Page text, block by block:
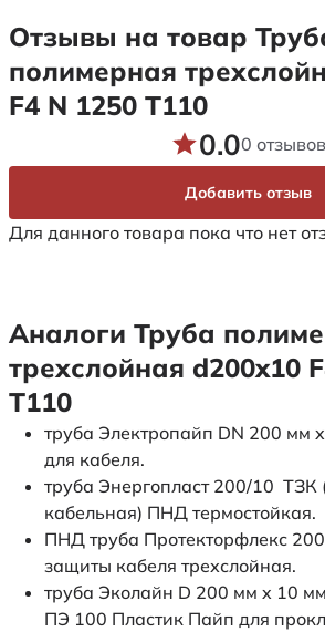
Отзывы на товар
полимерная
F4 N 1250 Т110
Для данного товара пока что нет
0.00 отзывов
Добавить отзыв
Аналоги Труба
трехслойная d200x10
Т110
труба Электропайп DN 200 мм
для кабеля.
труба Энергопласт 200/10 ТЗК
кабельная) ПНД термостойкая.
ПНД труба Протекторфлекс
защиты кабеля трехслойная.
труба Эколайн D 200 мм x 10
ПЭ 100 Пластик Пайп для